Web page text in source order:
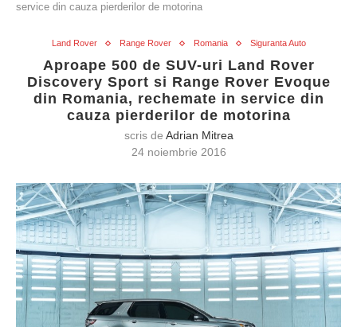
service din cauza pierderilor de motorina
Land Rover Range Rover Romania Siguranta Auto
Aproape 500 de SUV-uri Land Rover
Discovery Sport si Range Rover Evoque
din Romania, rechemate in service din
cauza pierderilor de motorina
scris de Adrian Mitrea
24 noiembrie 2016